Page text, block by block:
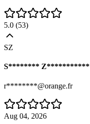
5.0 (53)
SZ
S******** Z***********
r********@orange.fr
Aug 04, 2026